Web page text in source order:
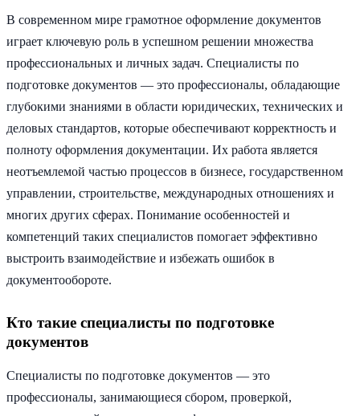
В современном мире грамотное оформление документов
играет ключевую роль в успешном решении множества
профессиональных и личных задач. Специалисты по
подготовке документов — это профессионалы, обладающие
глубокими знаниями в области юридических, технических и
деловых стандартов, которые обеспечивают корректность и
полноту оформления документации. Их работа является
неотъемлемой частью процессов в бизнесе, государственном
управлении, строительстве, международных отношениях и
многих других сферах. Понимание особенностей и
компетенций таких специалистов помогает эффективно
выстроить взаимодействие и избежать ошибок в
документообороте.
Кто такие специалисты по подготовке
документов
Специалисты по подготовке документов — это
профессионалы, занимающиеся сбором, проверкой,